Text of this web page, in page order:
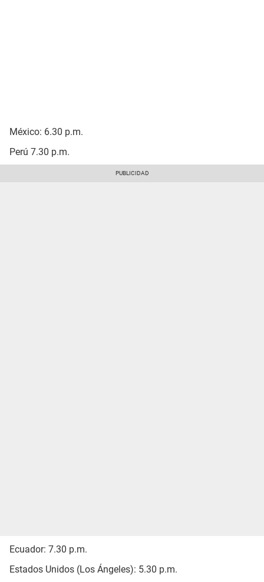
México: 6.30 p.m.
Perú 7.30 p.m.
Ecuador: 7.30 p.m.
Estados Unidos (Los Ángeles): 5.30 p.m.